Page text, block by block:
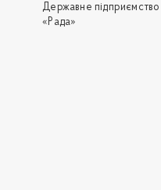
Державне
«Рада»